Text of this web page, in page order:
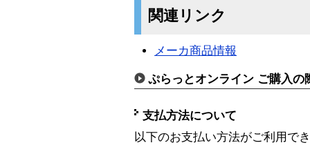
関連リンク
メーカ商品情報
ぷらっとオンライン ご購入の
支払方法について
以下のお支払い方法がご利用で